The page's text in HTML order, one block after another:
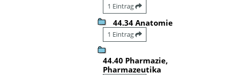
1 Eintrag
44.34 Anatomie
1 Eintrag
44.40 Pharmazie,
Pharmazeutika